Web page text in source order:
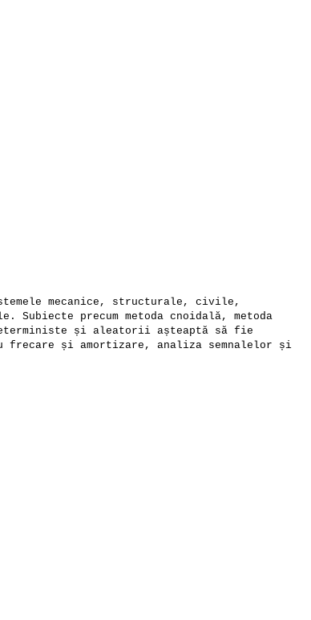
Systems
mecanice, structurale, civile,
precum metoda cnoidală, metoda
și aleatorii așteaptă să fie
și amortizare, analiza semnalelor și